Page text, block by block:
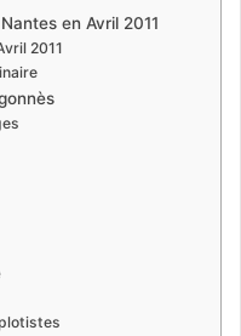
en Avril 2011
2011